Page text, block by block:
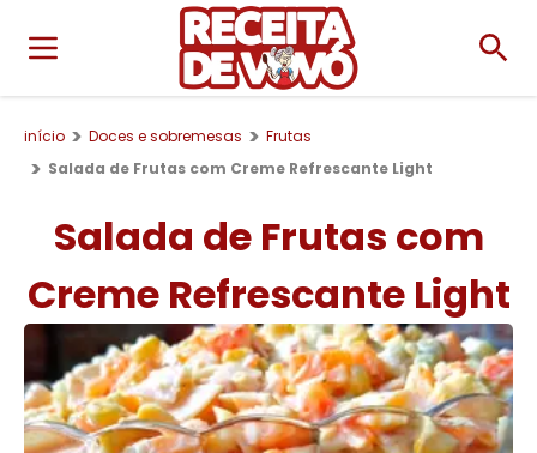
início Doces e sobremesas
Frutas
Salada de Frutas com Creme Refrescante Light
Salada de Frutas com
Creme Refrescante Light